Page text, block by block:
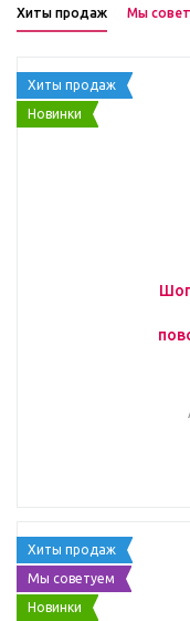
Хиты продаж Мы
Хиты продаж
Новинки
Хиты продаж
Мы советуем
Новинки